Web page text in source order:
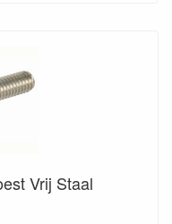
Vrij Staal